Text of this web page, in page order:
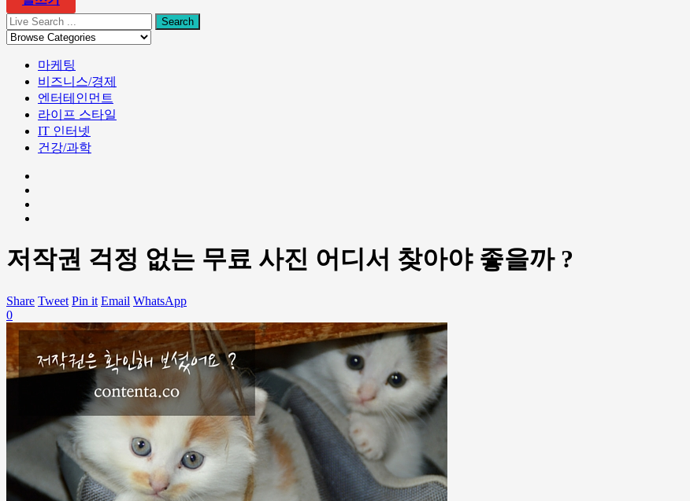
마케팅
비즈니스/경제
엔터테인먼트
라이프 스타일
IT 인터넷
건강/과학
저작권 걱정 없는 무료 사진 어디서 찾아야 좋을까 ?
Share Tweet Pin it Email WhatsApp
0